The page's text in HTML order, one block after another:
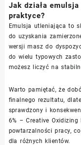
Jak działa
praktyce?
Emulsja utleniająca to
do uzyskania
wersji masz do
do wielu typowych
możesz liczyć na
Warto pamiętać, że
finalnego rezultatu,
sprawdzony i
6% – Creative
powtarzalności pracy,
dla różnych klientów.